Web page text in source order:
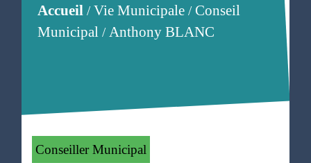
Accueil/Vie Municipale/Conseil
Municipal/Anthony BLANC
Conseiller Municipal